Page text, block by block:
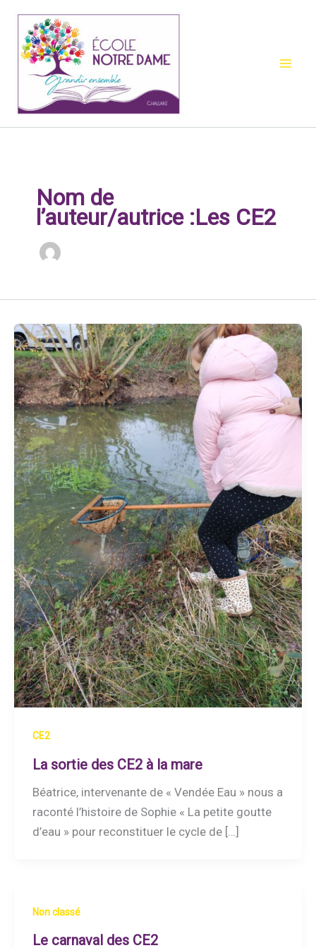
contenu
Nom de
l’auteur/autrice :Les CE2
CE2
La sortie des CE2 à la mare
Béatrice, intervenante de « Vendée Eau » nous a
raconté l’histoire de Sophie « La petite goutte
d’eau » pour reconstituer le cycle de […]
Non classé
Le carnaval des CE2